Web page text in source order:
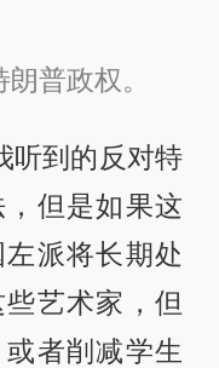
普政权。
听到的反对特
但是如果这
派将长期处
艺术家，但
者削减学生